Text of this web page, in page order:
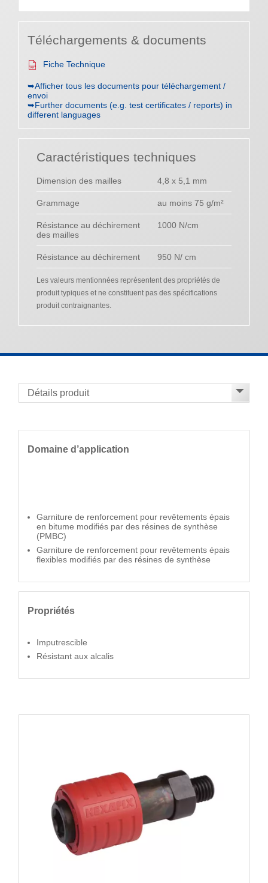
Téléchargements & documents
Fiche Technique
➥Afficher tous les documents pour téléchargement /
envoi
➥Further documents (e.g. test certificates / reports) in
different languages
Caractéristiques techniques
Dimension des mailles 4,8 x 5,1 mm
Grammage au moins 75 g/m²
Résistance au déchirement
des mailles
1000 N/cm
Résistance au déchirement 950 N/ cm
Les valeurs mentionnées représentent des propriétés de
produit typiques et ne constituent pas des spécifications
produit contraignantes.
Domaine d’application
Garniture de renforcement pour revêtements épais
en bitume modifiés par des résines de synthèse
(PMBC)
Garniture de renforcement pour revêtements épais
flexibles modifiés par des résines de synthèse
Propriétés
Imputrescible
Résistant aux alcalis